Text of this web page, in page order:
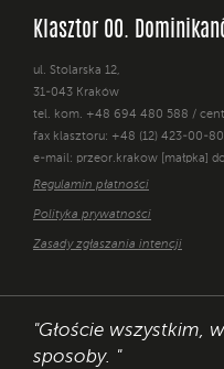
Klasztor OO.
ul. Stolarska 12,
31-043 Kraków
tel. kom. +48 694 480 588 /
fax klasztoru: +48 (12) 423-00-80
e-mail: przeor.krakow [małpka]
Regulamin płatności
Polityka prywatności
Zasady zgłaszania intencji
"Głoście wszystkim,
sposoby. "